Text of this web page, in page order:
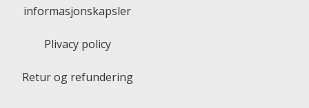
informasjonskapsler
Plivacy policy
Retur og refundering